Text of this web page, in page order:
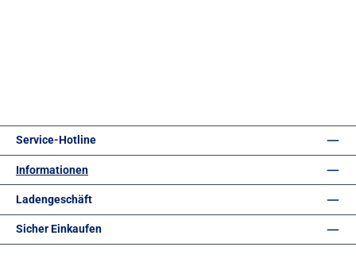
Service-Hotline
Informationen
Ladengeschäft
Sicher Einkaufen